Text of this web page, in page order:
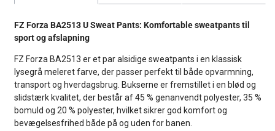
FZ Forza BA2513 U Sweat Pants: Komfortable sweatpants til
sport og afslapning
FZ Forza BA2513 er et par alsidige sweatpants i en klassisk
lysegrå meleret farve, der passer perfekt til både opvarmning,
transport og hverdagsbrug. Bukserne er fremstillet i en blød og
slidstærk kvalitet, der består af 45 % genanvendt polyester, 35 %
bomuld og 20 % polyester, hvilket sikrer god komfort og
bevægelsesfrihed både på og uden for banen.